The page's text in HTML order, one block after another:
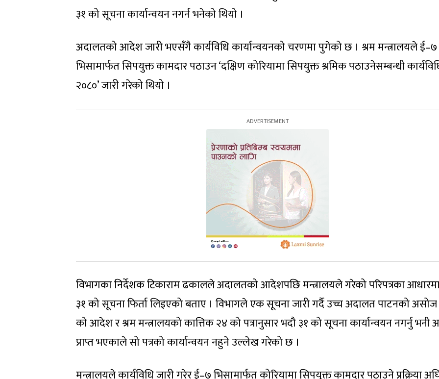
३१ को सूचना कार्यान्वयन नगर्न भनेको थियो ।
अदालतको आदेश जारी भएसँगै कार्यविधि कार्यान्वयनको चरणमा पुगेको छ । श्रम मन्त्रालयले ई–७
भिसामार्फत सिपयुक्त कामदार पठाउन ‘दक्षिण कोरियामा सिपयुक्त श्रमिक पठाउनेसम्बन्धी
२०८०’ जारी गरेको थियो ।
विभागका निर्देशक टिकाराम ढकालले अदालतको आदेशपछि मन्त्रालयले गरेको परिपत्रका
३१ को सूचना फिर्ता लिइएको बताए । विभागले एक सूचना जारी गर्दै उच्च अदालत पाटनको
को आदेश र श्रम मन्त्रालयको कात्तिक २४ को पत्रानुसार भदौ ३१ को सूचना कार्यान्वयन नगर्नु
प्राप्त भएकाले सो पत्रको कार्यान्वयन नहुने उल्लेख गरेको छ ।
मन्त्रालयले कार्यविधि जारी गरेर ई–७ भिसामार्फत कोरियामा सिपयुक्त कामदार पठाउने प्रक्रिया